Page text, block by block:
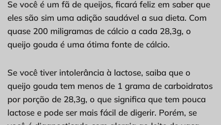
Se você é um fã de queijos, ficará feliz em saber que
eles são sim uma adição saudável a sua dieta. Com
quase 200 miligramas de cálcio a cada 28,3g, o
queijo gouda é uma ótima fonte de cálcio.
Se você tiver intolerância à lactose, saiba que o
queijo gouda tem menos de 1 grama de carboidratos
por porção de 28,3g, o que significa que tem pouca
lactose e pode ser mais fácil de digerir. Porém, se